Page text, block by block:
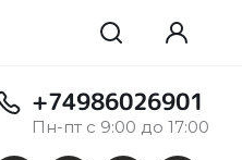
+74986026901
Пн-пт с 9:00 до 17:00